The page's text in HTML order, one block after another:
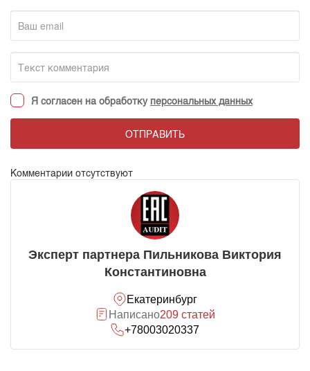
Я согласен на обработку персональных данных
ОТПРАВИТЬ
Комментарии отсутствуют
Эксперт партнера Пильникова Виктория
Константиновна
Екатеринбург
Написано209 статей
+78003020337